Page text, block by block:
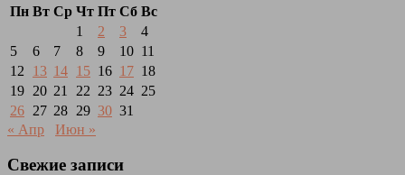
Пн Вт Ср Чт Пт Сб Вс
1
2 3
4
5
6 7 8 9 10 11
12
13 14 15 16 17 18
19 20 21 22 23 24 25
26 27 28 29 30 31
« Апр
Июн »
Свежие записи